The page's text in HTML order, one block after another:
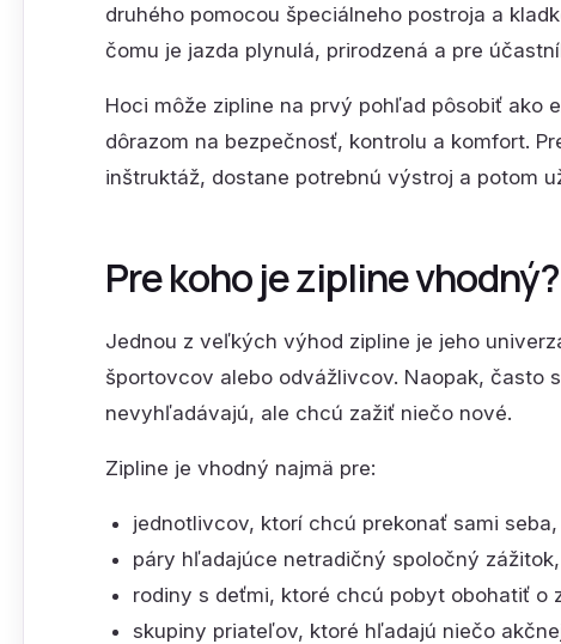
druhého pomocou špeciálneho postroja a
čomu je jazda plynulá, prirodzená a pre
Hoci môže zipline na prvý pohľad pôsobiť ako
dôrazom na bezpečnosť, kontrolu a komfort.
inštruktáž, dostane potrebnú výstroj a potom
Pre koho je zipline vhodný?
Jednou z veľkých výhod zipline je jeho
športovcov alebo odvážlivcov. Naopak, často
nevyhľadávajú, ale chcú zažiť niečo nové.
Zipline je vhodný najmä pre:
jednotlivcov, ktorí chcú prekonať sami seba,
páry hľadajúce netradičný spoločný zážitok,
rodiny s deťmi, ktoré chcú pobyt obohatiť o
skupiny priateľov, ktoré hľadajú niečo